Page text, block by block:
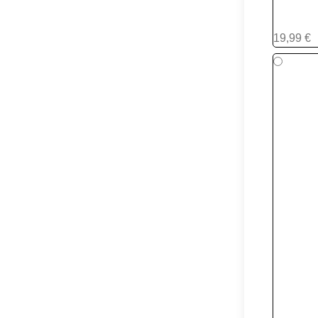
S-22
19,99 €